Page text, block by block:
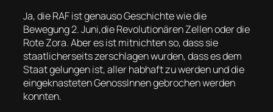
Ja, die RAF ist genauso Geschichte wie die
Bewegung 2. Juni,die Revolutionären Zellen oder die
Rote Zora. Aber es ist mitnichten so, dass sie
staatlicherseits zerschlagen wurden, dass es dem
Staat gelungen ist, aller habhaft zu werden und die
eingeknasteten GenossInnen gebrochen werden
konnten.